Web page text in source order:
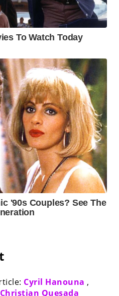
Cyril Hanouna ,
Christian Quesada